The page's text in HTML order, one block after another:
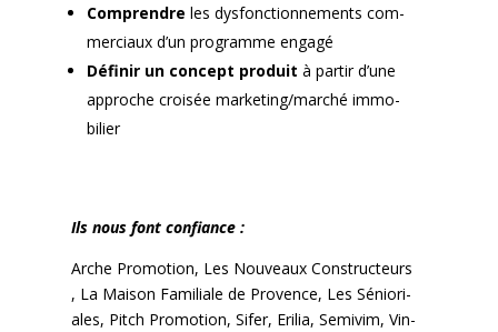
Com­pren­dre les dys­fonc­tion­nements com­
mer­ci­aux d’un pro­gramme engagé
Définir un con­cept pro­duit à par­tir d’une
approche croisée marketing/marché immo­
bili­er
Ils nous font con­fi­ance :
Arche Pro­mo­tion, Les Nou­veaux Con­struc­teurs
, La Mai­son Famil­iale de Provence, Les Sénio­r­i­
ales, Pitch Pro­mo­tion, Sifer, Eril­ia, Semi­vim, Vin­